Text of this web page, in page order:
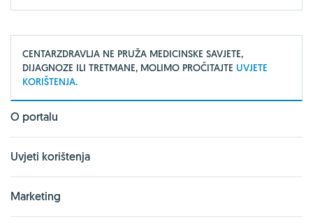
CENTARZDRAVLJA NE PRUŽA MEDICINSKE SAVJETE,
DIJAGNOZE ILI TRETMANE, MOLIMO PROČITAJTE UVJETE
KORIŠTENJA.
O portalu
Uvjeti korištenja
Marketing